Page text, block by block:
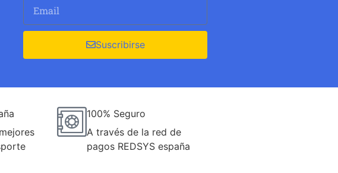
Suscribirse
100% Seguro
A través de la red de
pagos REDSYS españa